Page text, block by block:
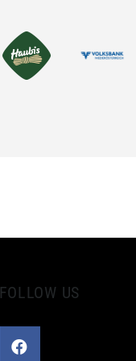
FOLLOW US